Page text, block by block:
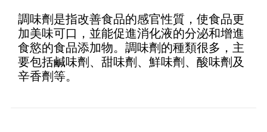
調味劑是指改善食品的感官性質，使食品更
加美味可口，並能促進消化液的分泌和增進
食慾的食品添加物。調味劑的種類很多，主
要包括鹹味劑、甜味劑、鮮味劑、酸味劑及
辛香劑等。